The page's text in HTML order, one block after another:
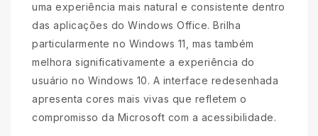
uma experiência mais natural e consistente dentro
das aplicações do Windows Office. Brilha
particularmente no Windows 11, mas também
melhora significativamente a experiência do
usuário no Windows 10. A interface redesenhada
apresenta cores mais vivas que refletem o
compromisso da Microsoft com a acessibilidade.